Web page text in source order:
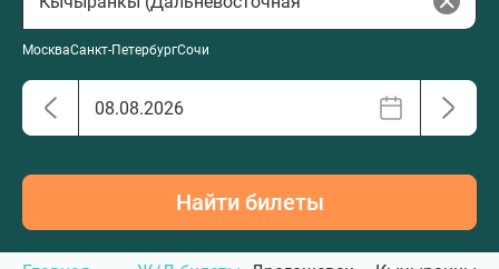
МоскваСанкт-ПетербургСочи
Найти билеты